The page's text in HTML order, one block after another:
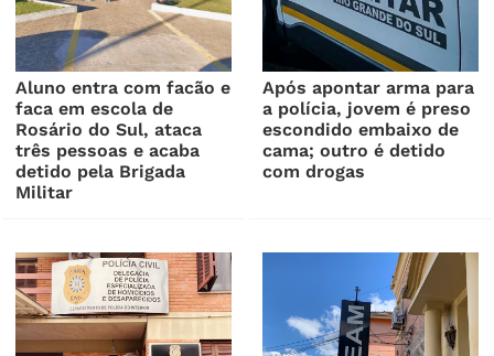
Aluno entra com facão e
faca em escola de
Rosário do Sul, ataca
três pessoas e acaba
detido pela Brigada
Militar
Após apontar arma para
a polícia, jovem é preso
escondido embaixo de
cama; outro é detido
com drogas